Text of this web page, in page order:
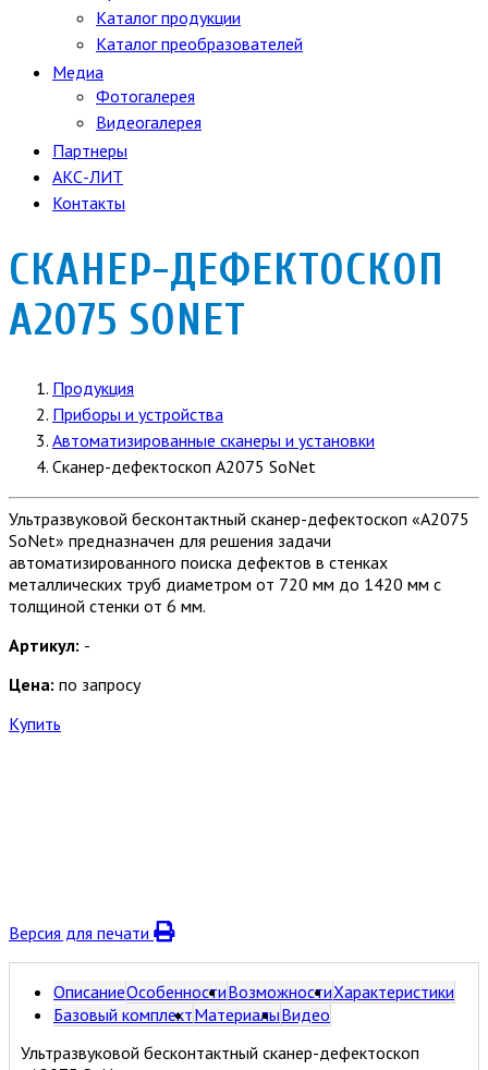
Каталог продукции
Каталог преобразователей
Медиа
Фотогалерея
Видеогалерея
Партнеры
АКС-ЛИТ
Контакты
СКАНЕР-ДЕФЕКТОСКОП
А2075 SONET
Продукция
Приборы и устройства
Автоматизированные сканеры и установки
Сканер-дефектоскоп А2075 SoNet
Ультразвуковой бесконтактный сканер-дефектоскоп «А2075
SoNet» предназначен для решения задачи
автоматизированного поиска дефектов в стенках
металлических труб диаметром от 720 мм до 1420 мм с
толщиной стенки от 6 мм.
Артикул: -
Цена: по запросу
Купить
Версия для печати
ОписаниеОсобенностиВозможностиХарактеристики
Базовый комплектМатериалыВидео
Ультразвуковой бесконтактный сканер-дефектоскоп